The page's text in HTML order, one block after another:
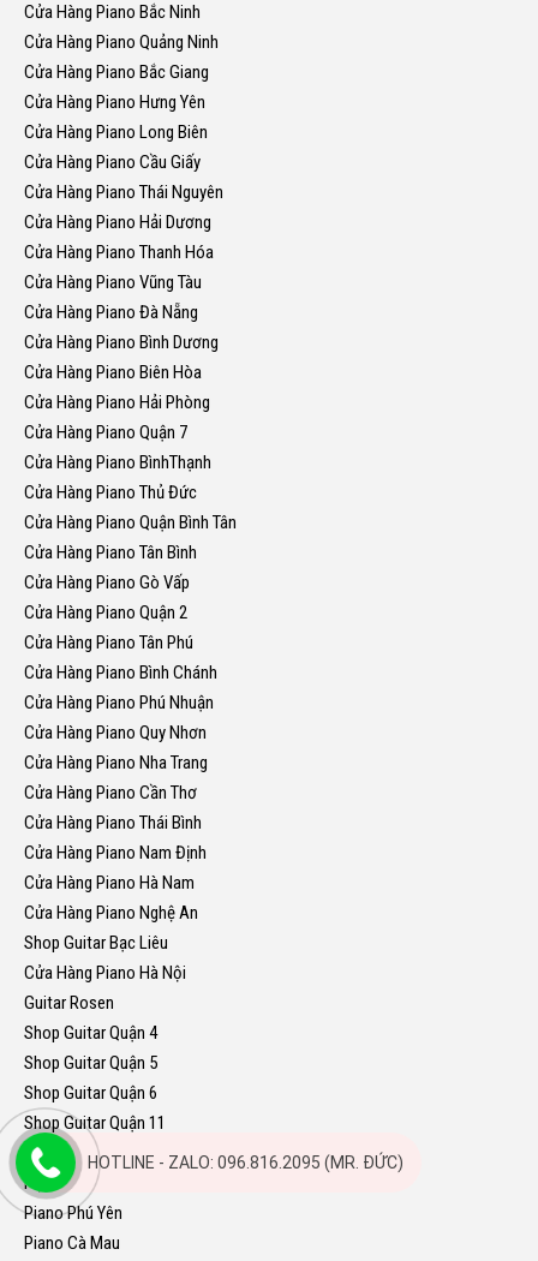
Cửa Hàng Piano Bắc Ninh
Cửa Hàng Piano Quảng Ninh
Cửa Hàng Piano Bắc Giang
Cửa Hàng Piano Hưng Yên
Cửa Hàng Piano Long Biên
Cửa Hàng Piano Cầu Giấy
Cửa Hàng Piano Thái Nguyên
Cửa Hàng Piano Hải Dương
Cửa Hàng Piano Thanh Hóa
Cửa Hàng Piano Vũng Tàu
Cửa Hàng Piano Đà Nẵng
Cửa Hàng Piano Bình Dương
Cửa Hàng Piano Biên Hòa
Cửa Hàng Piano Hải Phòng
Cửa Hàng Piano Quận 7
Cửa Hàng Piano BìnhThạnh
Cửa Hàng Piano Thủ Đức
Cửa Hàng Piano Quận Bình Tân
Cửa Hàng Piano Tân Bình
Cửa Hàng Piano Gò Vấp
Cửa Hàng Piano Quận 2
Cửa Hàng Piano Tân Phú
Cửa Hàng Piano Bình Chánh
Cửa Hàng Piano Phú Nhuận
Cửa Hàng Piano Quy Nhơn
Cửa Hàng Piano Nha Trang
Cửa Hàng Piano Cần Thơ
Cửa Hàng Piano Thái Bình
Cửa Hàng Piano Nam Định
Cửa Hàng Piano Hà Nam
Cửa Hàng Piano Nghệ An
Shop Guitar Bạc Liêu
Cửa Hàng Piano Hà Nội
Guitar Rosen
Shop Guitar Quận 4
Shop Guitar Quận 5
Shop Guitar Quận 6
Shop Guitar Quận 11
Dạy Guitar Bình Dương
Học Guitar Đà Nẵng
Piano Phú Yên
Piano Cà Mau
HOTLINE - ZALO: 096.816.2095 (MR. ĐỨC)